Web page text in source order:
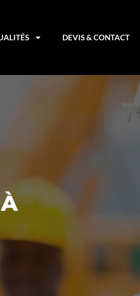
DEVIS & CONTACT